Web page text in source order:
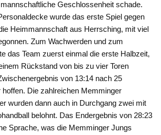
Geschlossenheit schade.
wurde das erste Spiel gegen
Heimmannschaft aus Herrsching, mit viel
Zum Wachwerden und zum
das Team zuerst einmal die erste Halbzeit,
Rückstand von bis zu vier Toren
von 13:14 nach 25
hoffen. Die zahlreichen Memminger
wurden dann auch in Durchgang zwei mit
belohnt. Das Endergebnis von 28:23
Sprache, was die Memminger Jungs